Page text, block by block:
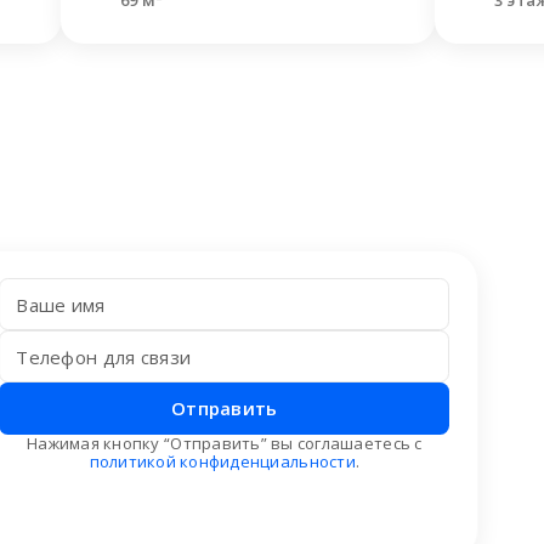
Отправить
Нажимая кнопку “Отправить” вы соглашаетесь с
политикой конфиденциальности.